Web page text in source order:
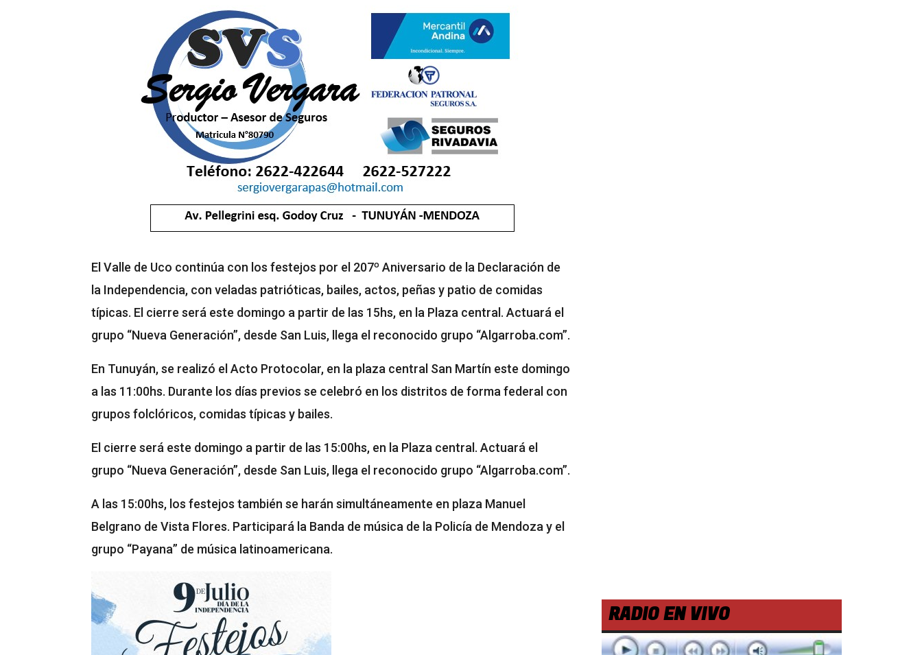
El Valle de Uco continúa con los festejos por el 207º Aniversario de la Declaración de
la Independencia, con veladas patrióticas, bailes, actos, peñas y patio de comidas
típicas. El cierre será este domingo a partir de las 15hs, en la Plaza central. Actuará el
grupo “Nueva Generación”, desde San Luis, llega el reconocido grupo “Algarroba.com”.
En Tunuyán, se realizó el Acto Protocolar, en la plaza central San Martín este domingo
a las 11:00hs. Durante los días previos se celebró en los distritos de forma federal con
grupos folclóricos, comidas típicas y bailes.
El cierre será este domingo a partir de las 15:00hs, en la Plaza central. Actuará el
grupo “Nueva Generación”, desde San Luis, llega el reconocido grupo “Algarroba.com”.
A las 15:00hs, los festejos también se harán simultáneamente en plaza Manuel
Belgrano de Vista Flores. Participará la Banda de música de la Policía de Mendoza y el
grupo “Payana” de música latinoamericana.
RADIO EN VIVO